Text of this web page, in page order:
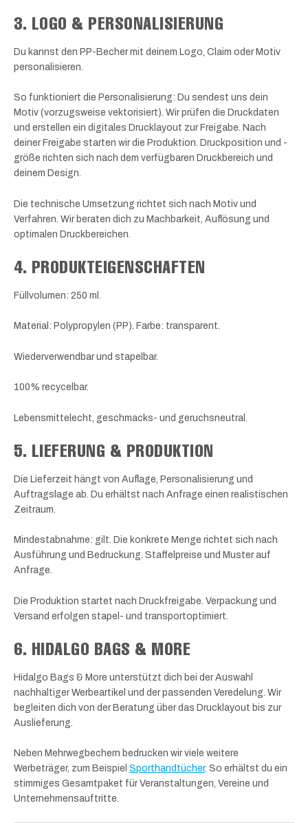
3. LOGO & PERSONALISIERUNG
Du kannst den PP-Becher mit deinem Logo, Claim oder Motiv
personalisieren.
So funktioniert die Personalisierung: Du sendest uns dein
Motiv (vorzugsweise vektorisiert). Wir prüfen die Druckdaten
und erstellen ein digitales Drucklayout zur Freigabe. Nach
deiner Freigabe starten wir die Produktion. Druckposition und -
größe richten sich nach dem verfügbaren Druckbereich und
deinem Design.
Die technische Umsetzung richtet sich nach Motiv und
Verfahren. Wir beraten dich zu Machbarkeit, Auflösung und
optimalen Druckbereichen.
4. PRODUKTEIGENSCHAFTEN
Füllvolumen: 250 ml.
Material: Polypropylen (PP). Farbe: transparent.
Wiederverwendbar und stapelbar.
100% recycelbar.
Lebensmittelecht, geschmacks- und geruchsneutral.
5. LIEFERUNG & PRODUKTION
Die Lieferzeit hängt von Auflage, Personalisierung und
Auftragslage ab. Du erhältst nach Anfrage einen realistischen
Zeitraum.
Mindestabnahme: gilt. Die konkrete Menge richtet sich nach
Ausführung und Bedruckung. Staffelpreise und Muster auf
Anfrage.
Die Produktion startet nach Druckfreigabe. Verpackung und
Versand erfolgen stapel- und transportoptimiert.
6. HIDALGO BAGS & MORE
Hidalgo Bags & More unterstützt dich bei der Auswahl
nachhaltiger Werbeartikel und der passenden Veredelung. Wir
begleiten dich von der Beratung über das Drucklayout bis zur
Auslieferung.
Neben Mehrwegbechern bedrucken wir viele weitere
Werbeträger, zum Beispiel Sporthandtücher. So erhältst du ein
stimmiges Gesamtpaket für Veranstaltungen, Vereine und
Unternehmensauftritte.